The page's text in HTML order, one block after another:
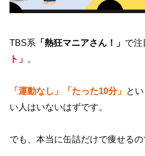
TBS系 「熱狂マニアさん！」 で注
ト」 。
「運動なし」「たった10分」 と
い人はいないはずです。
でも、本当に缶詰だけで痩せるの